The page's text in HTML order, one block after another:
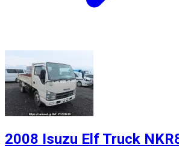
2008 Isuzu Elf Truck